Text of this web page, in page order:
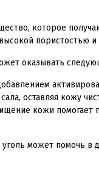
которое
пористостью
оказывать
оставляя кожу
кожи
может помочь в